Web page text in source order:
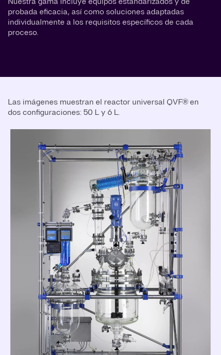
probada eficacia, así como soluciones adaptadas
individualmente a los requisitos específicos de cada
proceso.
Las imágenes muestran el reactor universal QVF® en
dos configuraciones: 50 L y 6 L.